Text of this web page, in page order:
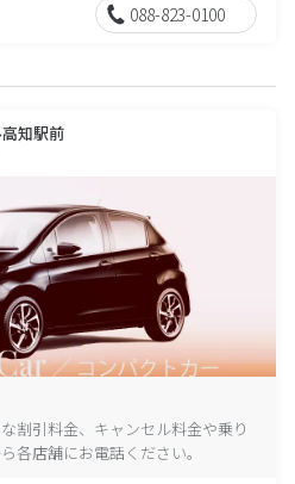
088-823-0100
知駅前
割引料金、キャンセル料金や乗り
各店舗にお電話ください。